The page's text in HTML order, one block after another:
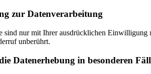
zur Datenverarbeitung
sind nur mit Ihrer ausdrücklichen
unberührt.
Datenerhebung in besonderen